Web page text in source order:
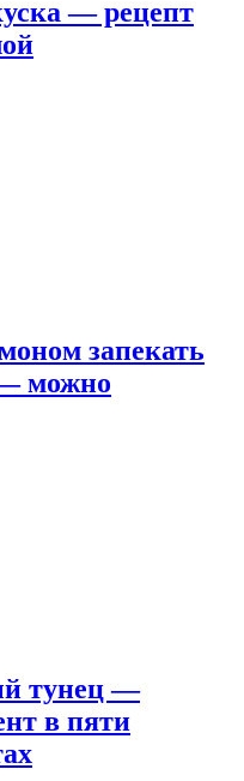
— рецепт
запекать
можно
тунец —
в пяти